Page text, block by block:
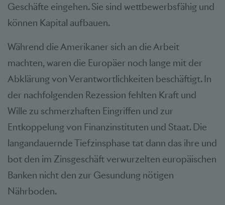
Geschäfte eingehen. Sie sind wettbewerbsfähig und
können Kapital aufbauen.
Während die Amerikaner sich an die Arbeit
machten, waren die Europäer noch lange mit der
Abklärung von Verantwortlichkeiten beschäftigt. In
der nachfolgenden Rezession fehlten Kraft und
Wille zu schmerzhaften Eingriffen und zur
Entkoppelung von Finanzinstituten und Staat. Die
langandauernde Tiefzinsphase tat dann das ihre und
bot den im Zinsgeschäft verwurzelten europäischen
Banken nicht den zur Gesundung nötigen
Nährboden.